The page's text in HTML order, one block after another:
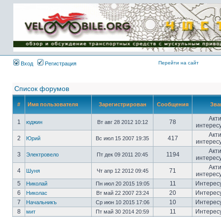
Имя пользователя:
Пароль:
{ LOG_ME_IN_SHORT
}
Вход
Регистрация Перейти на сайт
Список форумов
# Имя пользователя Зарегистрирован Сообщения
1 юджин Вт авг 28 2012 10:12 78
2
Юрий Вс июл 15 2007 19:35 417
3
Электровело Пт дек 09 2011 20:45 1194
4
Шуня Чт апр 12 2012 09:45 71
5
Николай Пн июл 20 2015 19:05 11
6
Николас Вт май 22 2007 23:24 20
7
Начальникъ Ср июн 10 2015 17:06 10
8
мит Пт май 30 2014 20:59 11